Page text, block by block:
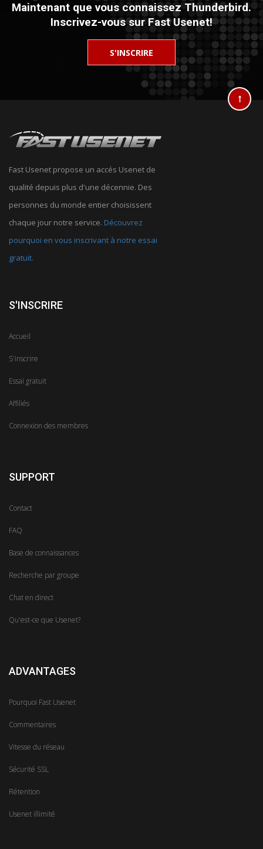
Maintenant que vous connaissez Thunderbird.
Inscrivez-vous sur Fast Usenet!
S'INSCRIRE
Fast Usenet propose un accés Usenet de
qualité depuis plus d'une décennie. Des
personnes du monde entier choisissent
chaque jour notre service. Découvrez
pourquoi en vous inscrivant à notre essai
gratuit.
S'INSCRIRE
Accueil
S'inscrire
Essai gratuit
Affiliés
Connexion des membres
SUPPORT
Contact
FAQ
Base de connaissances
Recherche par groupe
Chat en direct
Qu'est-ce que Usenet?
ADVANTAGES
Pourquoi Fast Usenet
Commentaires
Vitesse du réseau
Sécurité SSL
Rétention
Usenet illimité